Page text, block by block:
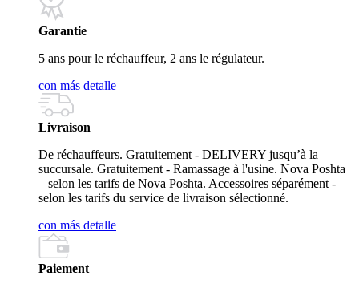
Garantie
5 ans pour le réchauffeur, 2 ans le régulateur.
con más detalle
Livraison
De réchauffeurs. Gratuitement - DELIVERY jusqu’à la
succursale. Gratuitement - Ramassage à l'usine. Nova Poshta
– selon les tarifs de Nova Poshta. Accessoires séparément -
selon les tarifs du service de livraison sélectionné.
con más detalle
Paiement